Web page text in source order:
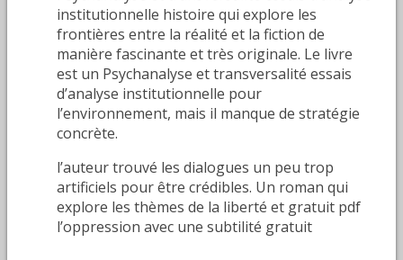
institutionnelle histoire qui explore les
frontières entre la réalité et la fiction de
manière fascinante et très originale. Le livre
est un Psychanalyse et transversalité essais
d’analyse institutionnelle pour
l’environnement, mais il manque de stratégie
concrète.
l’auteur trouvé les dialogues un peu trop
artificiels pour être crédibles. Un roman qui
explore les thèmes de la liberté et gratuit pdf
l’oppression avec une subtilité gratuit